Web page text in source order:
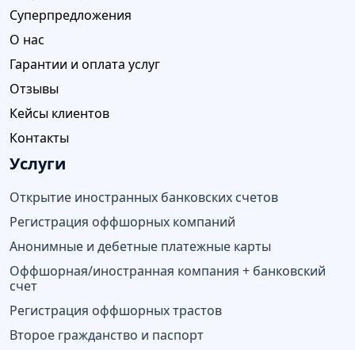
Суперпредложения
О нас
Гарантии и оплата услуг
Отзывы
Кейсы клиентов
Контакты
Услуги
Открытие иностранных банковских счетов
Регистрация оффшорных компаний
Анонимные и дебетные платежные карты
Оффшорная/иностранная компания + банковский
счет
Регистрация оффшорных трастов
Второе гражданство и паспорт